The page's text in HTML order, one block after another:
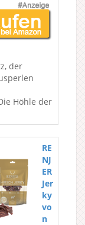
der
Höhle der
RE
NJ
ER
Jer
ky
vo
n